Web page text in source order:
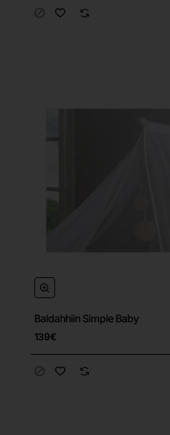
Baldahhiin Simple Baby
139€